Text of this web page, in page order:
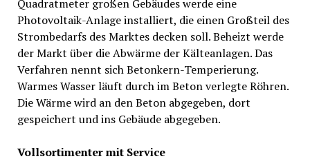
Quadratmeter großen Gebäudes werde eine
Photovoltaik-Anlage installiert, die einen Großteil des
Strombedarfs des Marktes decken soll. Beheizt werde
der Markt über die Abwärme der Kälteanlagen. Das
Verfahren nennt sich Betonkern-Temperierung.
Warmes Wasser läuft durch im Beton verlegte Röhren.
Die Wärme wird an den Beton abgegeben, dort
gespeichert und ins Gebäude abgegeben.
Vollsortimenter mit Service